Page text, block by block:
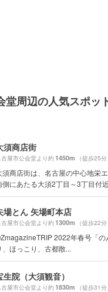
堂周辺の人気スポッ
須商店街
屋市公会堂より約1450m （徒歩25分
須商店街は、名古屋の中心地栄
側にあたる大須2丁目～3丁目付
場とん 矢場町本店
屋市公会堂より約1300m （徒歩22分
2022年春号「の
、ほっこり、古都散...
生院（大須観音）
屋市公会堂より約1830m （徒歩31分